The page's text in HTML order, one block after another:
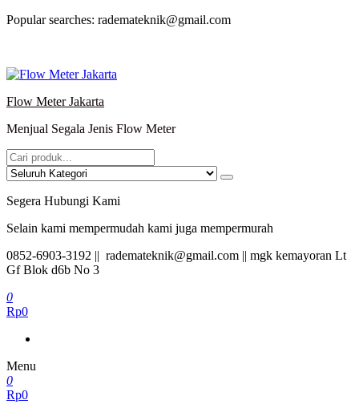
Lompat
Popular searches: rademateknik@gmail.com
Flow Meter Jakarta
Menjual Segala Jenis Flow Meter
Segera Hubungi Kami
Selain kami mempermudah kami juga mempermurah
0852-6903-3192 || rademateknik@gmail.com || mgk kemayoran Lt
Gf Blok d6b No 3
0
Rp0
Menu
0
Rp0